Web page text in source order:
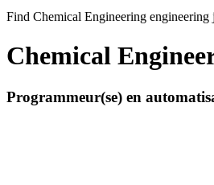
Find Chemical Engineering
Chemical
Programmeur(se) en